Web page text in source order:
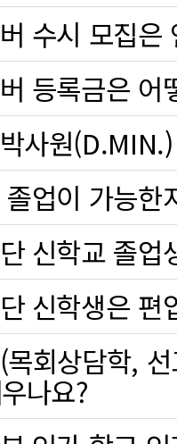
수시 모집은
등록금은 어
사원
업이 가능한
신학교 졸업
신학생은 편
목회상담학,
나요?